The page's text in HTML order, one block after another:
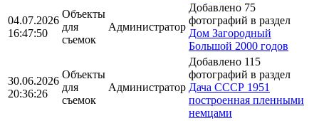
04.07.2026
16:47:50
Объекты
для
съемок
Администратор
Добавлено 75
фотографий в раздел
Дом Загородный
Большой 2000 годов
30.06.2026
20:36:26
Объекты
для
съемок
Администратор
Добавлено 115
фотографий в раздел
Дача СССР 1951
построенная пленными
немцами